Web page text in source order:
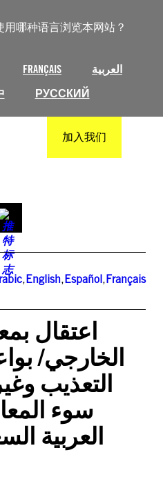
用哪种语言浏览本网站？
FRANÇAIS
العربية
РУССКИЙ
加入我们
,English,Español,Français
اعتقال
الخارجي/
التعذيب
سوء
العربية